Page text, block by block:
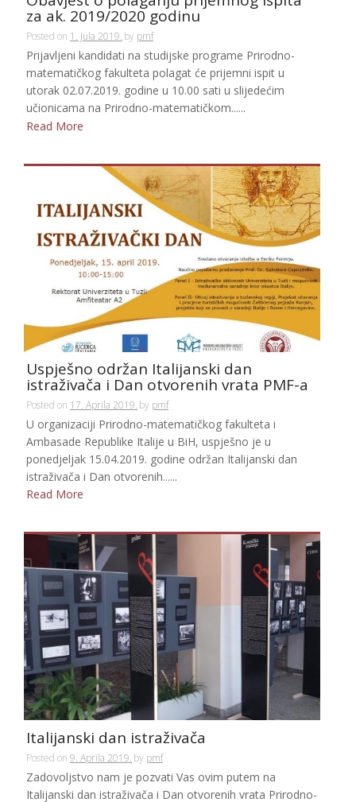
za ak. 2019/2020 godinu
Posted on 1. Jula 2019. by pmf
Prijavljeni kandidati na studijske programe Prirodno-
matematičkog fakulteta polagat će prijemni ispit u
utorak 02.07.2019. godine u 10.00 sati u slijedećim
učionicama na Prirodno-matematičkom......
Read More
Uspješno održan Italijanski dan
istraživača i Dan otvorenih vrata PMF-a
Posted on 17. Aprila 2019. by pmf
U organizaciji Prirodno-matematičkog fakulteta i
Ambasade Republike Italije u BiH, uspješno je u
ponedjeljak 15.04.2019. godine održan Italijanski dan
istraživača i Dan otvorenih......
Read More
Italijanski dan istraživača
Posted on 9. Aprila 2019. by pmf
Zadovoljstvo nam je pozvati Vas ovim putem na
Italijanski dan istraživača i Dan otvorenih vrata Prirodno-